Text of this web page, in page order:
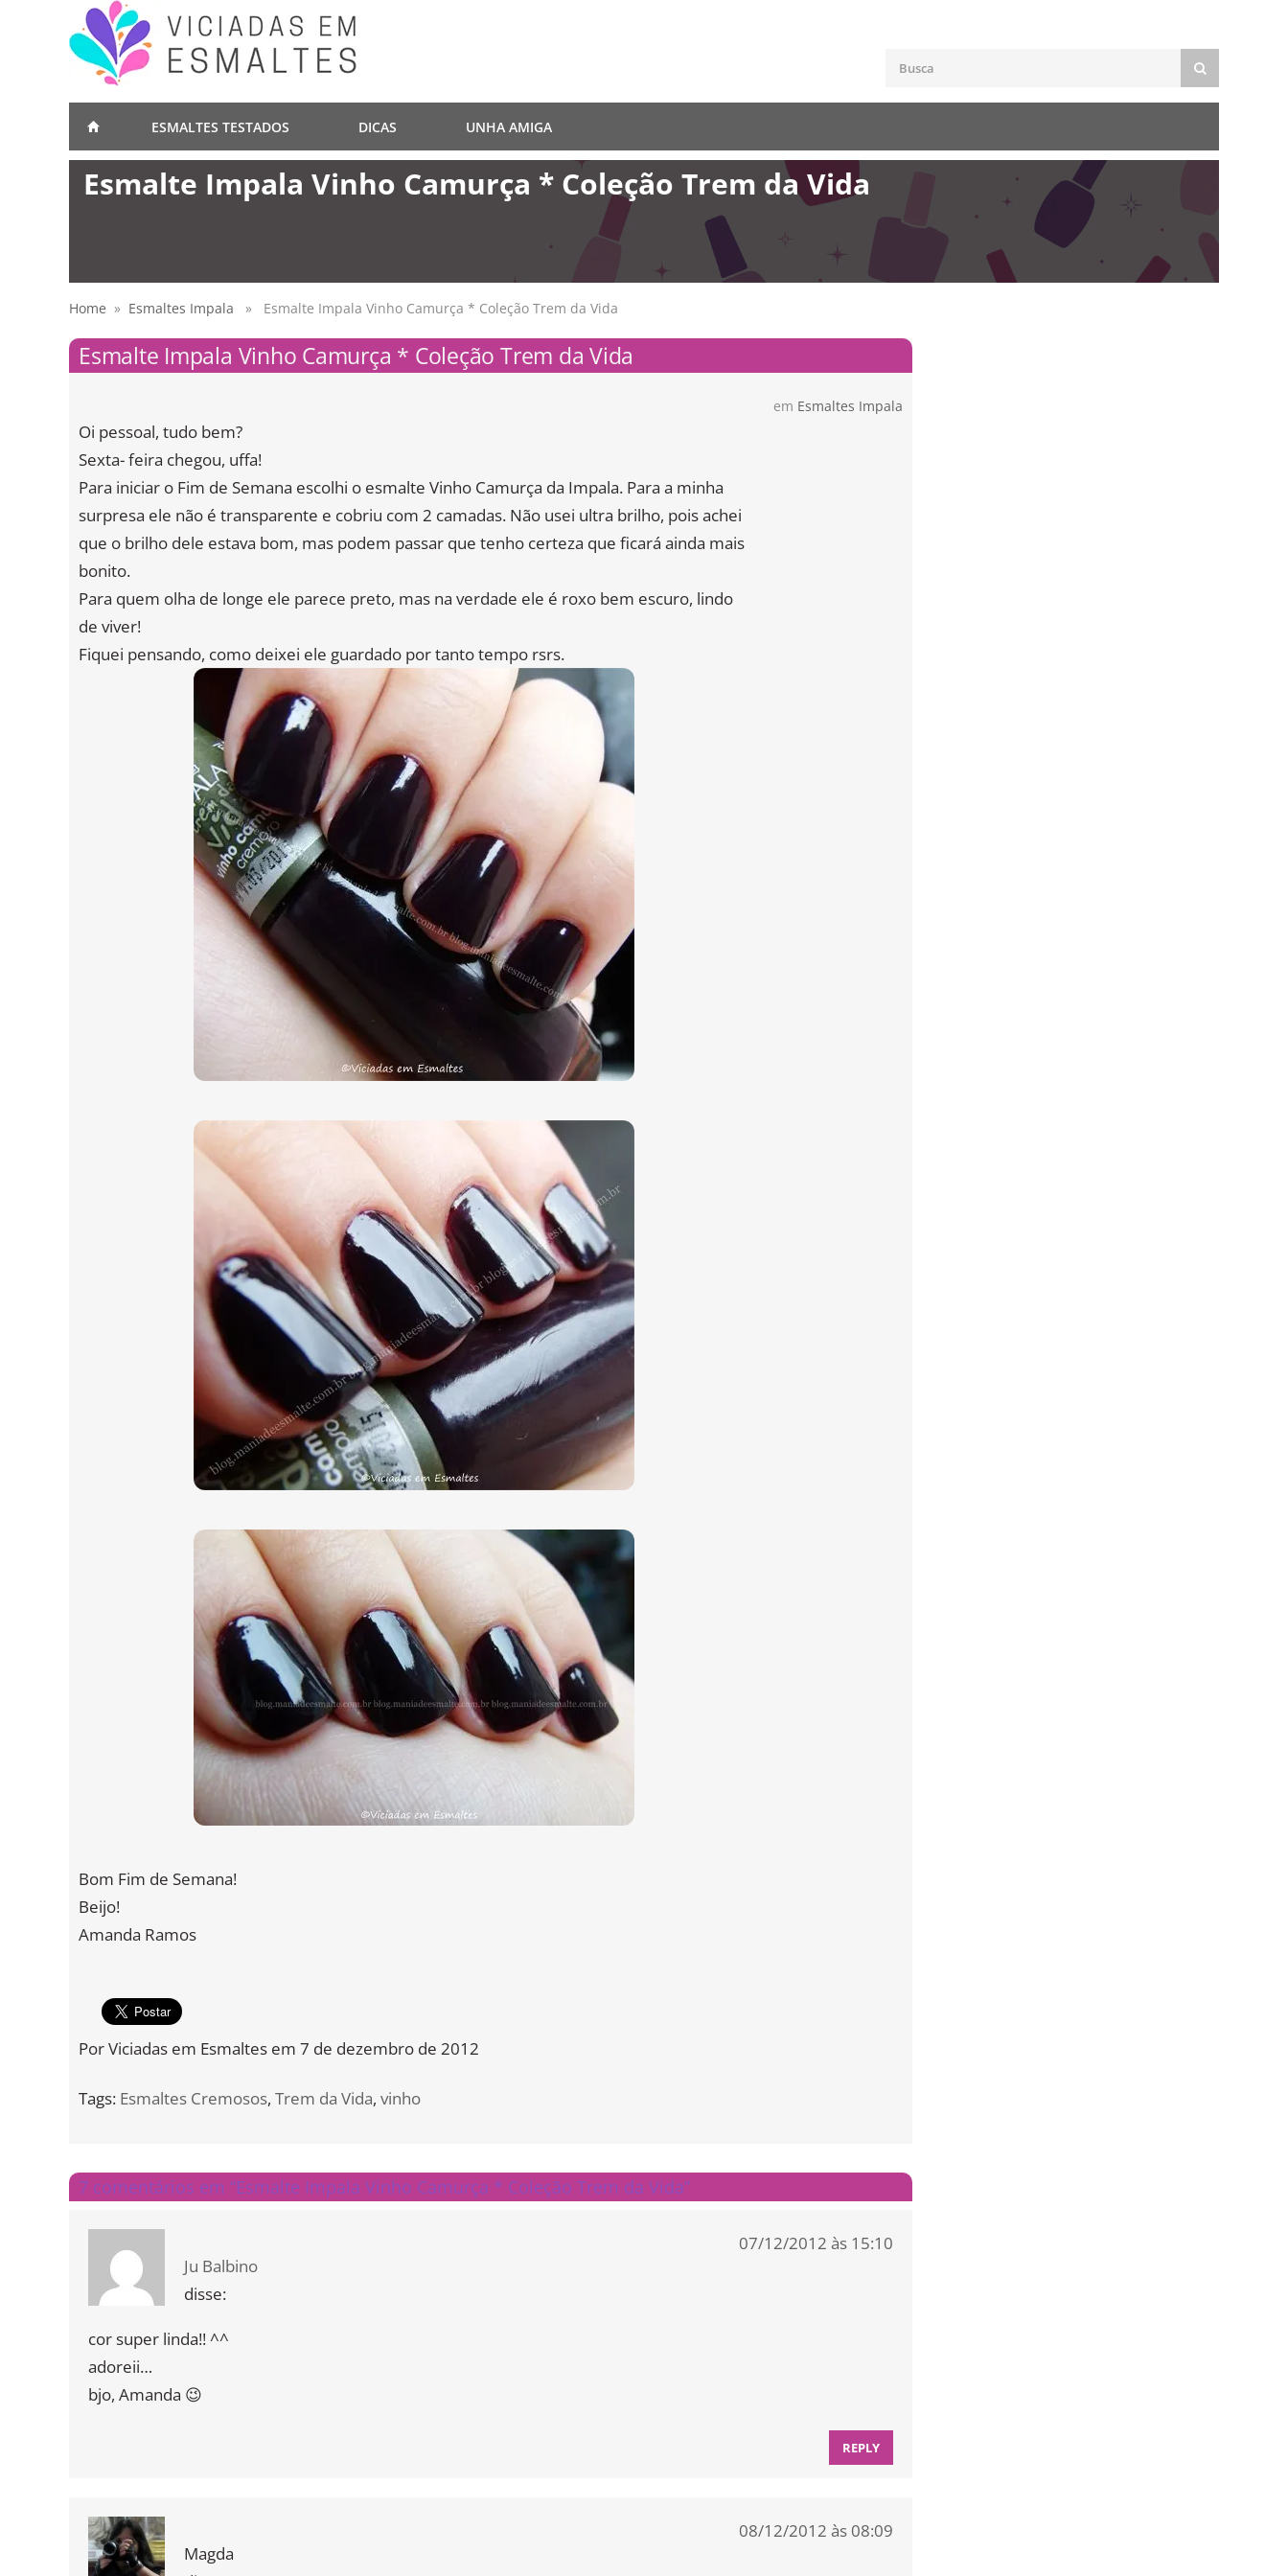
ESMALTES TESTADOS DICAS UNHA AMIGA
Esmalte Impala Vinho Camurça * Coleção Trem da Vida
Home » Esmaltes Impala » Esmalte Impala Vinho Camurça * Coleção Trem da Vida
Esmalte Impala Vinho Camurça * Coleção Trem da Vida
em Esmaltes Impala
Oi pessoal, tudo bem?
Sexta- feira chegou, uffa!
Para iniciar o Fim de Semana escolhi o esmalte Vinho Camurça da Impala. Para a minha
surpresa ele não é transparente e cobriu com 2 camadas. Não usei ultra brilho, pois achei
que o brilho dele estava bom, mas podem passar que tenho certeza que ficará ainda mais
bonito.
Para quem olha de longe ele parece preto, mas na verdade ele é roxo bem escuro, lindo
de viver!
Fiquei pensando, como deixei ele guardado por tanto tempo rsrs.
Bom Fim de Semana!
Beijo!
Amanda Ramos
PorViciadas em Esmaltes em 7 de dezembro de 2012
Tags: Esmaltes Cremosos, Trem da Vida, vinho
7 comentários em “Esmalte Impala Vinho Camurça * Coleção Trem da Vida”
Ju Balbino
disse:
07/12/2012 às 15:10
cor super linda!! ^^
adoreii…
bjo, Amanda 😉
REPLY
Magda
08/12/2012 às 08:09